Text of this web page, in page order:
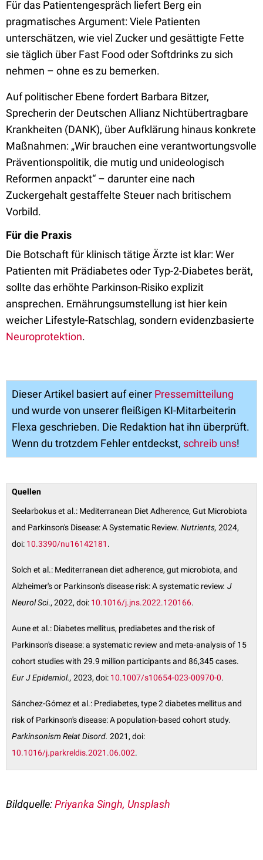
Für das Patientengespräch liefert Berg ein
pragmatisches Argument: Viele Patienten
unterschätzen, wie viel Zucker und gesättigte Fette
sie täglich über Fast Food oder Softdrinks zu sich
nehmen – ohne es zu bemerken.
Auf politischer Ebene fordert Barbara Bitzer,
Sprecherin der Deutschen Allianz Nichtübertragbare
Krankheiten (DANK), über Aufklärung hinaus konkrete
Maßnahmen: „Wir brauchen eine verantwortungsvolle
Präventionspolitik, die mutig und unideologisch
Reformen anpackt“ – darunter eine nach
Zuckergehalt gestaffelte Steuer nach britischem
Vorbild.
Für die Praxis
Die Botschaft für klinisch tätige Ärzte ist klar: Wer
Patienten mit Prädiabetes oder Typ-2-Diabetes berät,
sollte das erhöhte Parkinson-Risiko explizit
ansprechen. Ernährungsumstellung ist hier kein
weicher Lifestyle-Ratschlag, sondern evidenzbasierte
Neuroprotektion.
Dieser Artikel basiert auf einer Pressemitteilung
und wurde von unserer fleißigen KI-Mitarbeiterin
Flexa geschrieben. Die Redaktion hat ihn überprüft.
Wenn du trotzdem Fehler entdeckst, schreib uns!
Quellen
Seelarbokus et al.: Mediterranean Diet Adherence, Gut Microbiota
and Parkinson's Disease: A Systematic Review. Nutrients, 2024,
doi: 10.3390/nu16142181 .
Solch et al.: Mediterranean diet adherence, gut microbiota, and
Alzheimer's or Parkinson's disease risk: A systematic review. J
Neurol Sci., 2022, doi: 10.1016/j.jns.2022.120166.
Aune et al.: Diabetes mellitus, prediabetes and the risk of
Parkinson's disease: a systematic review and meta-analysis of 15
cohort studies with 29.9 million participants and 86,345 cases.
Eur J Epidemiol., 2023, doi: 10.1007/s10654-023-00970-0.
Sánchez-Gómez et al.: Prediabetes, type 2 diabetes mellitus and
risk of Parkinson's disease: A population-based cohort study.
Parkinsonism Relat Disord. 2021, doi:
10.1016/j.parkreldis.2021.06.002.
Bildquelle:Priyanka Singh, Unsplash